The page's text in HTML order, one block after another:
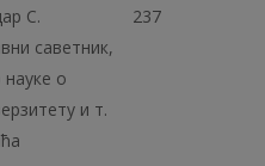
С.
саветник,
о
и т.
237